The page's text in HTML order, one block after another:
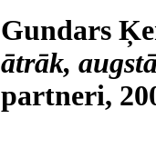
Gundars
ātrāk,
partneri,